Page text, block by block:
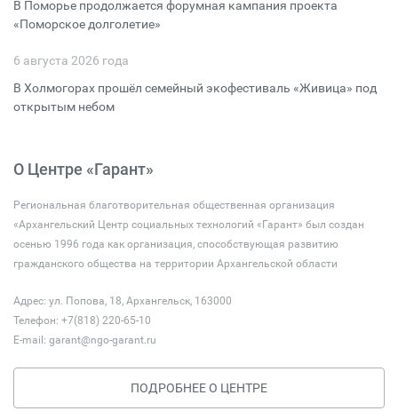
В Поморье продолжается форумная кампания проекта
«Поморское долголетие»
6 августа 2026 года
В Холмогорах прошёл семейный экофестиваль «Живица» под
открытым небом
О Центре «Гарант»
Региональная благотворительная общественная организация
«Архангельский Центр социальных технологий «Гарант» был создан
осенью 1996 года как организация, способствующая развитию
гражданского общества на территории Архангельской области
Адрес: ул. Попова, 18, Архангельск, 163000
Телефон: +7(818) 220-65-10
E-mail: garant@ngo-garant.ru
ПОДРОБНЕЕ О ЦЕНТРЕ